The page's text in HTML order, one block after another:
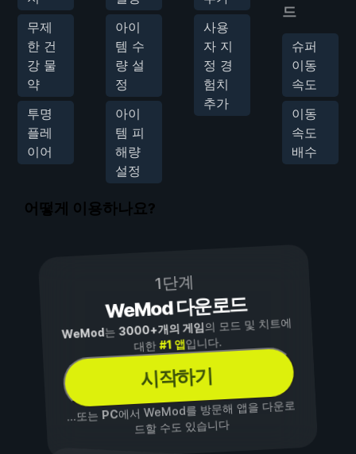
무제
한 건
강 물
약
투명
플레
이어
아이
템 수
량 설
정
아이
템 피
해량
설정
사용
자 지
정 경
험치
추가
드
슈퍼
이동
속도
이동
속도
배수
어떻게 이용하나요?
1단계
WeMod 다운로드
WeMod는3000+개의 게임의 모드 및 치트에
대한#1 앱입니다.
시작하기
...또는PC에서 WeMod를 방문해 앱을 다운로
드할 수도 있습니다